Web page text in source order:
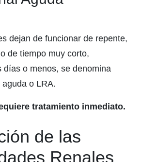
dejan de funcionar de repente,
de tiempo muy corto,
días o menos, se denomina
o LRA.
tratamiento inmediato.
de las
Renales